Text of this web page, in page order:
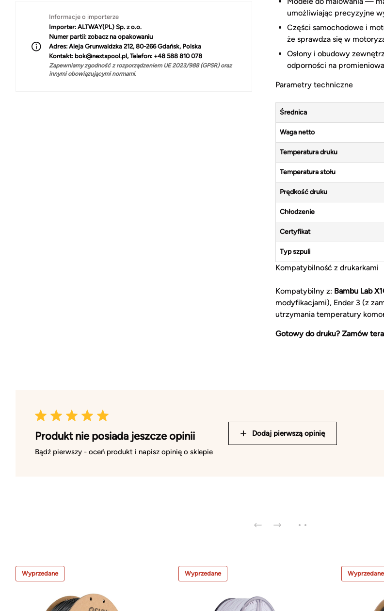
Informacje o importerze
Importer: ALTWAY(PL) Sp. z o.o.
Numer partii: zobacz na opakowaniu
Adres: Aleja Grunwaldzka 212, 80-266 Gdańsk, Polska
Kontakt: bok@nextspool.pl, Telefon: +48 588 810 078
Zapewniamy zgodność z rozporządzeniem UE 2023/988 (GPSR) oraz
innymi obowiązującymi normami.
umożliwiając precyzyjne
Części samochodowe i
że sprawdza się w
Osłony i obudowy
odporności na
Parametry techniczne
Średnica
Waga netto
Temperatura druku
Temperatura stołu
Prędkość druku
Chłodzenie
Certyfikat
Typ szpuli
Kompatybilność z drukarkami
Kompatybilny z: Bambu Lab
modyfikacjami), Ender 3 (z
utrzymania temperatury
Gotowy do druku? Zamów
Produkt nie posiada jeszcze opinii
Bądź pierwszy - oceń produkt i napisz opinię o sklepie
Dodaj pierwszą opinię
Wyprzedane Wyprzedane Wyprzedane